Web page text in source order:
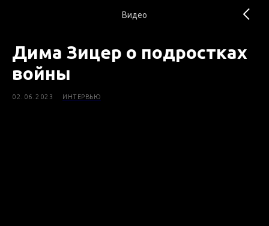
Видео
Дима Зицер о подростках
войны
02.06.2023 ИНТЕРВЬЮ